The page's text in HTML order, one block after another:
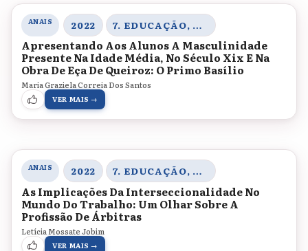
ANAIS 2022 7. EDUCAÇÃO, CORPO E GÊNERO
Apresentando Aos Alunos A Masculinidade
Presente Na Idade Média, No Século Xix E Na
Obra De Eça De Queiroz: O Primo Basílio
Maria Graziela Correia Dos Santos
VER MAIS →
ANAIS 2022 7. EDUCAÇÃO, CORPO E GÊNERO
As Implicações Da Interseccionalidade No
Mundo Do Trabalho: Um Olhar Sobre A
Profissão De Árbitras
Letícia Mossate Jobim
VER MAIS →